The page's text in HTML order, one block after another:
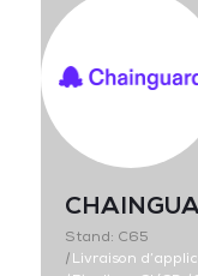
Cloud & Cyber
Data & AI
Data Centre World
Stand: C65
|Livraison